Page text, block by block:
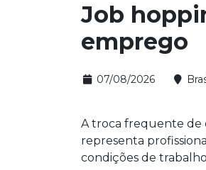
Job
emprego
07/08/2026
A troca frequente de
representa
condições de